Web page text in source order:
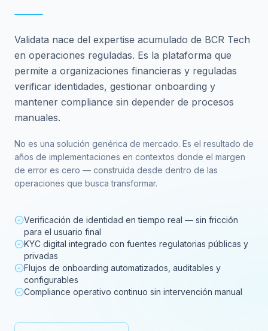
Validata nace del expertise acumulado de BCR Tech
en operaciones reguladas. Es la plataforma que
permite a organizaciones financieras y reguladas
verificar identidades, gestionar onboarding y
mantener compliance sin depender de procesos
manuales.
No es una solución genérica de mercado. Es el resultado de
años de implementaciones en contextos donde el margen
de error es cero — construida desde dentro de las
operaciones que busca transformar.
Verificación de identidad en tiempo real — sin fricción
para el usuario final
KYC digital integrado con fuentes regulatorias públicas y
privadas
Flujos de onboarding automatizados, auditables y
configurables
Compliance operativo continuo sin intervención manual